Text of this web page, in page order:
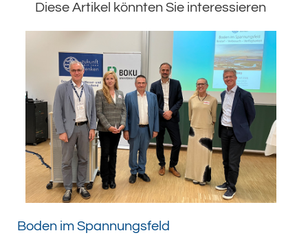
Diese Artikel könnten Sie interessieren
Boden im Spannungsfeld